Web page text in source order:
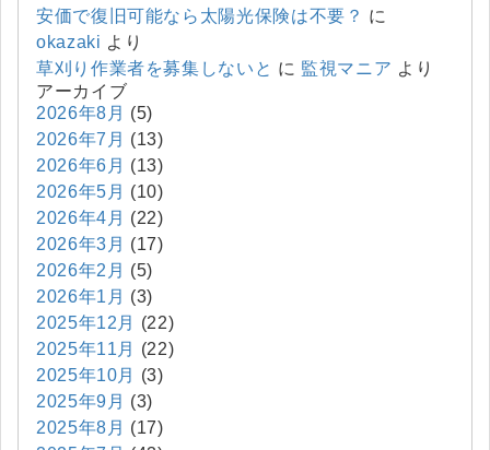
安価で復旧可能なら太陽光保険は不要？ に
okazaki より
草刈り作業者を募集しないと に 監視マニア より
アーカイブ
2026年8月 (5)
2026年7月 (13)
2026年6月 (13)
2026年5月 (10)
2026年4月 (22)
2026年3月 (17)
2026年2月 (5)
2026年1月 (3)
2025年12月
(22)
2025年11月
(22)
2025年10月
(3)
2025年9月 (3)
2025年8月 (17)